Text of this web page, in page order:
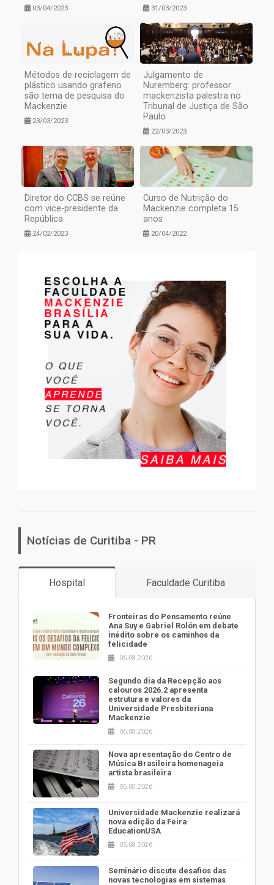
03/04/2023 31/03/2023
Métodos de reciclagem de
plástico usando grafeno
são tema de pesquisa do
Mackenzie
23/03/2023
Julgamento de
Nuremberg: professor
mackenzista palestra no
Tribunal de Justiça de São
Paulo
22/03/2023
Diretor do CCBS se reúne
com vice-presidente da
República
24/02/2023
Curso de Nutrição do
Mackenzie completa 15
anos
20/04/2022
Notícias de Curitiba - PR
Hospital Faculdade Curitiba
Fronteiras do Pensamento reúne
Ana Suy e Gabriel Rolón em debate
inédito sobre os caminhos da
felicidade
06.08.2026
Segundo dia da Recepção aos
calouros 2026.2 apresenta
estrutura e valores da
Universidade Presbiteriana
Mackenzie
06.08.2026
Nova apresentação do Centro de
Música Brasileira homenageia
artista brasileira
05.08.2026
Universidade Mackenzie realizará
nova edição da Feira
EducationUSA
05.08.2026
Seminário discute desafios das
novas tecnologias em sistemas